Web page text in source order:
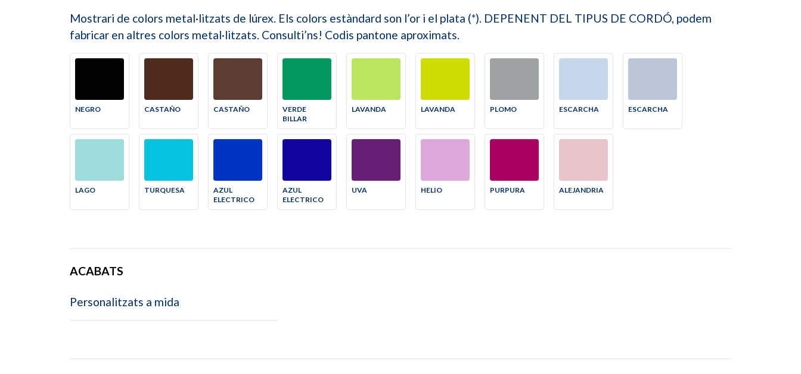
Mostrari de colors metal·litzats de lúrex. Els colors estàndard son l’or i el plata (*). DEPENENT DEL TIPUS DE CORDÓ, podem
fabricar en altres colors metal·litzats. Consulti’ns! Codis pantone aproximats.
NEGRO CASTAÑO CASTAÑO
VERDE
BILLAR
LAVANDA LAVANDA PLOMO ESCARCHA ESCARCHA
LAGO TURQUESA
AZUL
ELECTRICO
AZUL
ELECTRICO
UVA HELIO PURPURA ALEJANDRIA
ACABATS
Personalitzats a mida